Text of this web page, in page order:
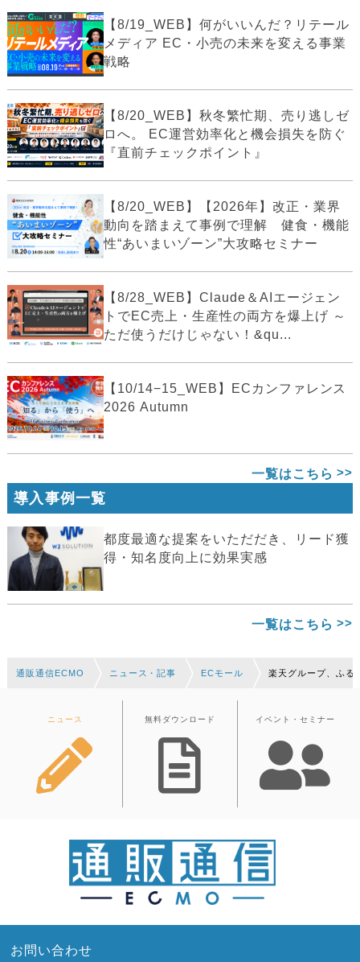
【8/19_WEB】何がいいんだ？リテール
メディア EC・小売の未来を変える事業
戦略
【8/20_WEB】秋冬繁忙期、売り逃しゼ
ロへ。 EC運営効率化と機会損失を防ぐ
『直前チェックポイント』
【8/20_WEB】【2026年】改正・業界
動向を踏まえて事例で理解 健食・機能
性“あいまいゾーン”大攻略セミナー
【8/28_WEB】Claude＆AIエージェン
トでEC売上・生産性の両方を爆上げ ～
ただ使うだけじゃない！&qu...
【10/14−15_WEB】ECカンファレンス
2026 Autumn
一覧はこちら
導入事例一覧
都度最適な提案をいただだき、リード獲
得・知名度向上に効果実感
一覧はこちら
通販通信ECMO ニュース・記事 ECモール 楽天グループ、ふる
ニュース 無料ダウンロード イベント・セミナー
お問い合わせ